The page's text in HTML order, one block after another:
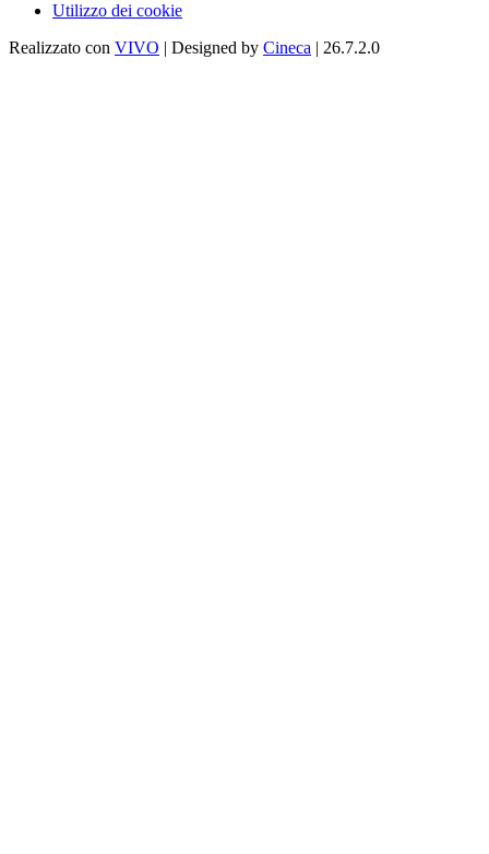
Utilizzo dei cookie
Realizzato con VIVO | Designed by Cineca | 26.7.2.0